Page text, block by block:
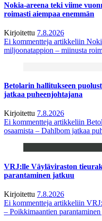
Nokia-areena teki viime
roimasti aiempaa enemmän
Kirjoitettu 7.8.2026
Ei kommentteja artikkeliin
miljoonatappion – miinusta
Betolarin hallitukseen
jatkaa puheenjohtajana
Kirjoitettu 7.8.2026
Ei kommentteja artikkeliin
osaamista – Dahlbom jatkaa
VRJ:lle Väyläviraston
parantaminen jatkuu
Kirjoitettu 7.8.2026
Ei kommentteja artikkeliin
– Poikkimaantien